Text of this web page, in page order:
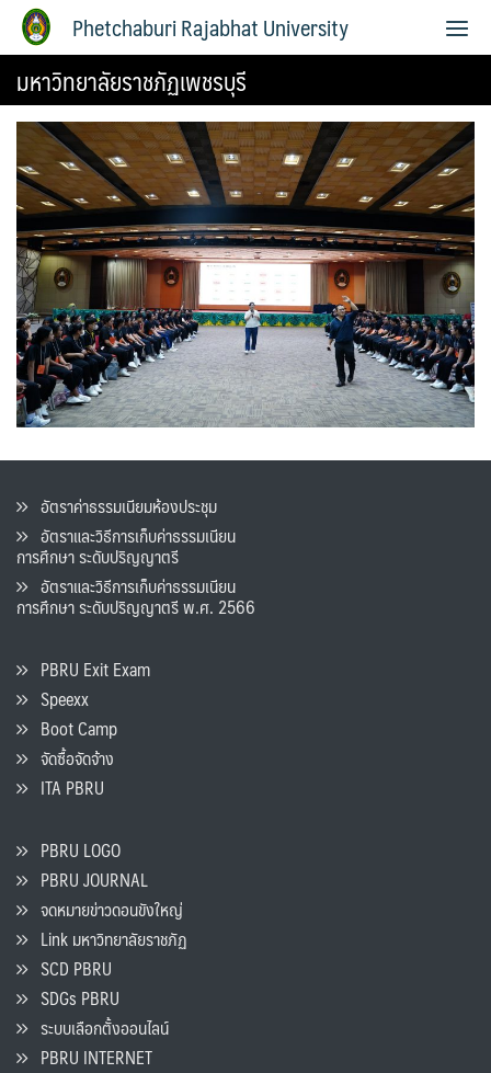
Phetchaburi Rajabhat University
มหาวิทยาลัยราชภัฏเพชรบุรี
อัตราค่าธรรมเนียมห้องประชุม
อัตราและวิธีการเก็บค่าธรรมเนียน
การศึกษา ระดับปริญญาตรี
อัตราและวิธีการเก็บค่าธรรมเนียน
การศึกษา ระดับปริญญาตรี พ.ศ. 2566
PBRU Exit Exam
Speexx
Boot Camp
จัดซื้อจัดจ้าง
ITA PBRU
PBRU LOGO
PBRU JOURNAL
จดหมายข่าวดอนขังใหญ่
Link มหาวิทยาลัยราชภัฏ
SCD PBRU
SDGs PBRU
ระบบเลือกตั้งออนไลน์
PBRU INTERNET